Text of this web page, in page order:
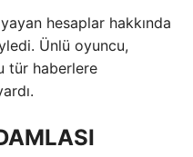
hesaplar hakkında
Ünlü oyuncu,
tür haberlere